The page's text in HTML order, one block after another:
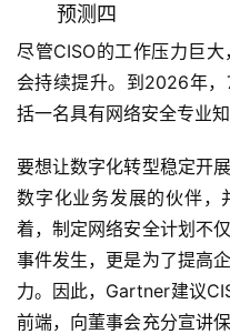
预测四
尽管CISO的工作压力巨
会持续提升。到2026年
括一名具有网络安全专业
要想让数字化转型稳定开
数字化业务发展的伙伴，
着，制定网络安全计划不
事件发生，更是为了提高
力。因此，Gartner建议
前端，向董事会充分宣讲